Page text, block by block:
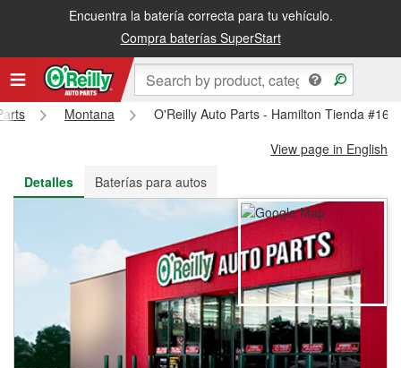
Encuentra la batería correcta para tu vehículo.
Compra baterías SuperStart
Recibe tu orden gratis al día siguiente o recógela en la tienda
Montana
O'Reilly Auto Parts - Hamilton Tienda
View page in English
Detalles
Baterías para autos